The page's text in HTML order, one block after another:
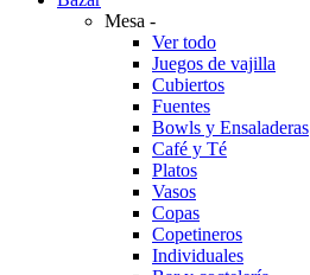
Mesa -
Ver todo
Juegos de vajilla
Cubiertos
Fuentes
Bowls y Ensaladeras
Café y Té
Platos
Vasos
Copas
Copetineros
Individuales